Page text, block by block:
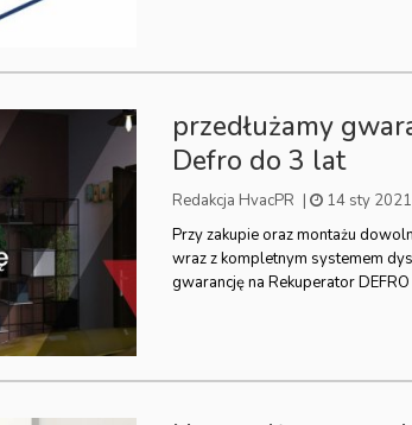
przedłużamy
Defro do 3 lat
Redakcja HvacPR |
14 sty 2021
Przy zakupie oraz montażu
wraz z kompletnym systemem
gwarancję na Rekuperator